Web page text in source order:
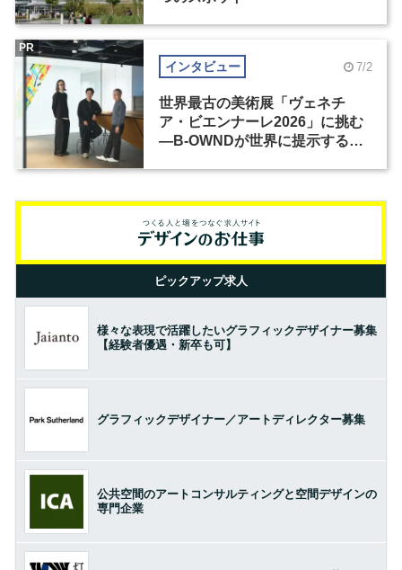
インタビュー 7/2
世界最古の美術展「ヴェネチ
ア・ビエンナーレ2026」に挑む
―B-OWNDが世界に提示する美
PR
ピックアップ求人
様々な表現で活躍したいグラフィックデザイナー募集
【経験者優遇・新卒も可】
グラフィックデザイナー／アートディレクター募集
公共空間のアートコンサルティングと空間デザインの
専門企業